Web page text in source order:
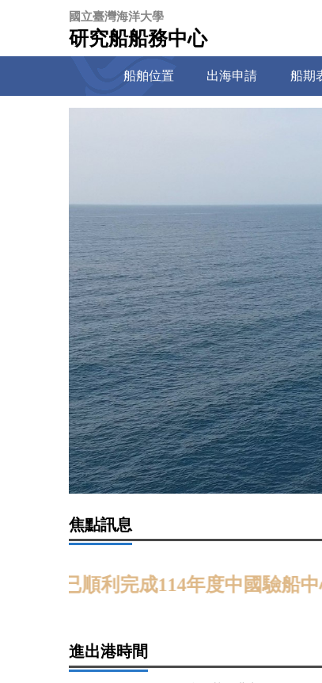
容
國立臺灣海洋大學
研究船船務中心
船舶位置 出海申請 船期
焦點訊息
順利完成114年度中國驗船中心（
進出港時間